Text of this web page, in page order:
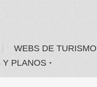
WEBS DE TURISMO
Y PLANOS